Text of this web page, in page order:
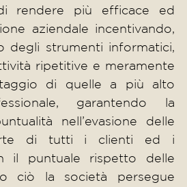
rendere più efficace ed
aziendale incentivando,
degli strumenti informatici,
ripetitive e meramente
di quelle a più alto
garantendo la
nell’evasione delle
di tutti i clienti ed i
il puntuale rispetto delle
ciò la società persegue